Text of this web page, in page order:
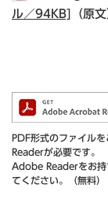
ル／94KB]
（原文
PDF形式のファイル
Readerが必要です。
Adobe Readerをお持
てください。（無料）